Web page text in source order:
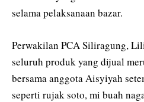
selama pelaksanaan bazar.
Perwakilan PCA Siliragung,
seluruh produk yang dijual
bersama anggota Aisyiyah
seperti rujak soto, mi buah